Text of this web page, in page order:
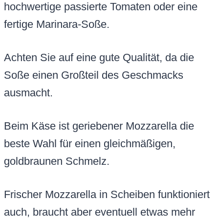
hochwertige passierte Tomaten oder eine
fertige Marinara-Soße.
Achten Sie auf eine gute Qualität, da die
Soße einen Großteil des Geschmacks
ausmacht.
Beim Käse ist geriebener Mozzarella die
beste Wahl für einen gleichmäßigen,
goldbraunen Schmelz.
Frischer Mozzarella in Scheiben funktioniert
auch, braucht aber eventuell etwas mehr